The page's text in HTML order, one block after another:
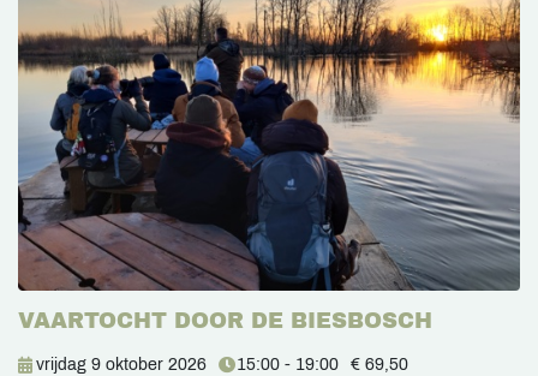
VAARTOCHT DOOR DE BIESBOSCH
vrijdag 9 oktober 2026 15:00 - 19:00
€ 69,50